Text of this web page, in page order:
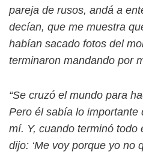
pareja de rusos, andá a
decían, que me muestra
habían sacado fotos del
terminaron mandando por
“Se cruzó el mundo para
Pero él sabía lo importante
mí. Y, cuando terminó todo
dijo: ‘Me voy porque yo no